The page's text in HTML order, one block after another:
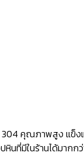
304 คุณภาพสูง แข็ง
หินที่มีในร้านได้มากก